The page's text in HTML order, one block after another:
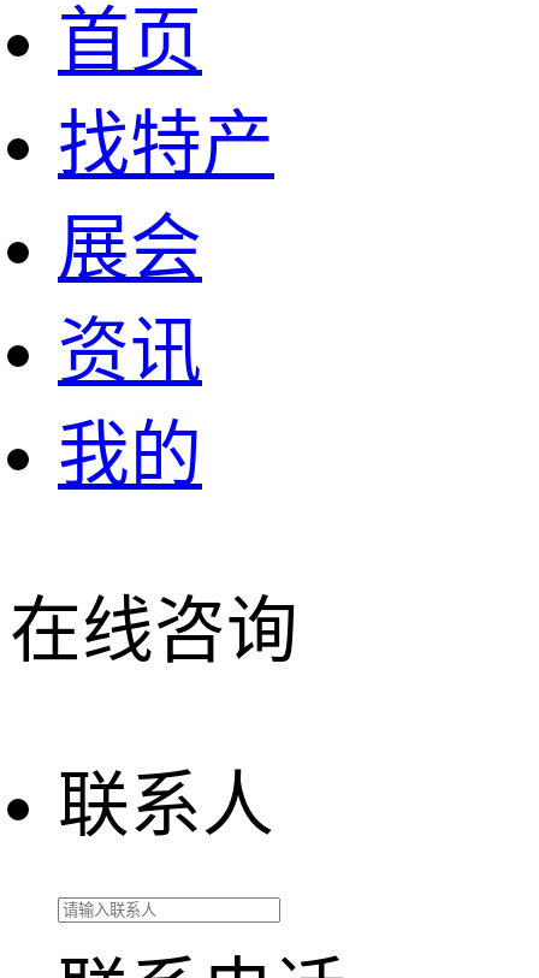
首页
找特产
展会
资讯
我的
在线咨询
联系人